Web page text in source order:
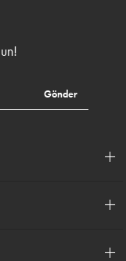
Gönder